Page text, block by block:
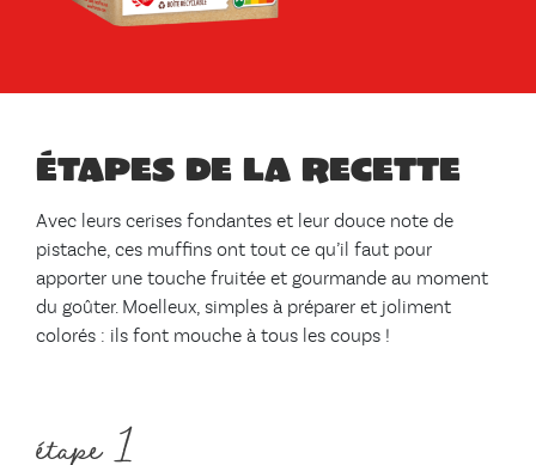
Étapes de la recette
Avec leurs cerises fondantes et leur douce note de
pistache, ces muffins ont tout ce qu’il faut pour
apporter une touche fruitée et gourmande au moment
du goûter. Moelleux, simples à préparer et joliment
colorés : ils font mouche à tous les coups !
étape 1